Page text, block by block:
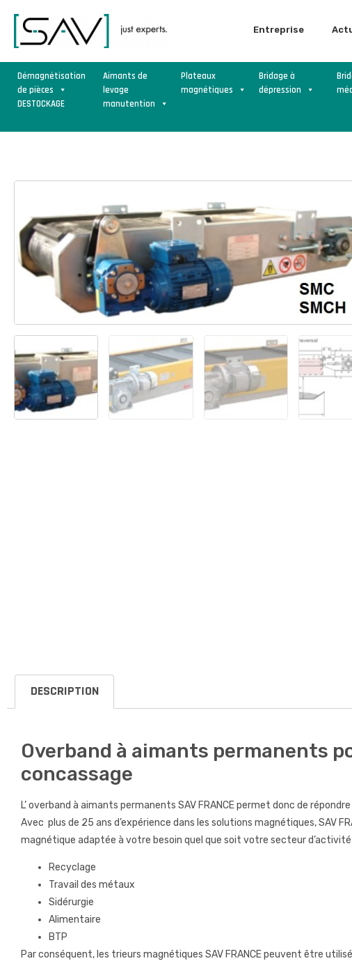
Entreprise
Démagnétisation
de pièces
Aimants de
levage
manutention
Plateaux
magnétiques
Bridage à
dépression
DESTOCKAGE
DESCRIPTION
Overband à aimants permanents
concassage
L’ overband à aimants permanents SAV FRANCE permet donc de
Avec plus de 25 ans d’expérience dans les solutions magnétiques, SAV
magnétique adaptée à votre besoin quel que soit votre secteur d’activité
Recyclage
Travail des métaux
Sidérurgie
Alimentaire
BTP
Par conséquent, les trieurs magnétiques SAV FRANCE peuvent être